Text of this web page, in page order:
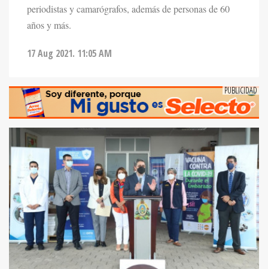
periodistas y camarógrafos, además de personas de 60
años y más.
17 Aug 2021. 11:05 AM